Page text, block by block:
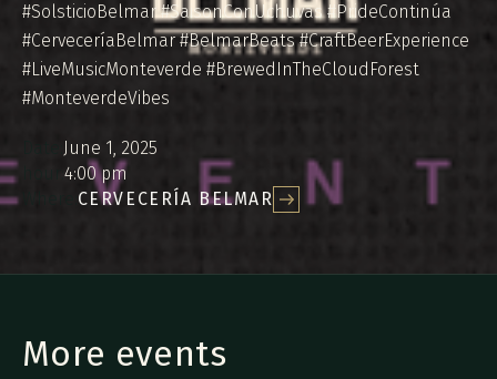
#SolsticioBelmar #SaisonConUchuvas #PrideContinúa
#CerveceríaBelmar #BelmarBeats #CraftBeerExperience
#LiveMusicMonteverde #BrewedInTheCloudForest
#MonteverdeVibes
June 1, 2025
4:00 pm
CERVECERÍA BELMAR
More events